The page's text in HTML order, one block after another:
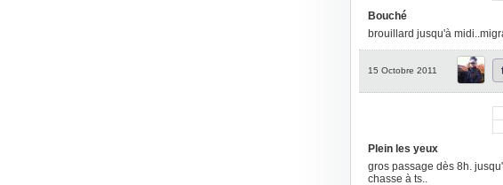
Bouché
brouillard jusqu'à
15 Octobre 2011
Plein les yeux
gros passage dès 8h.
chasse à ts..